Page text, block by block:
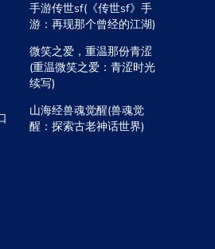
手游传世sf(《传世sf》手
游：再现那个曾经的江湖)
微笑之爱，重温那份青涩
(重温微笑之爱：青涩时光
续写)
山海经兽魂觉醒(兽魂觉
醒：探索古老神话世界)